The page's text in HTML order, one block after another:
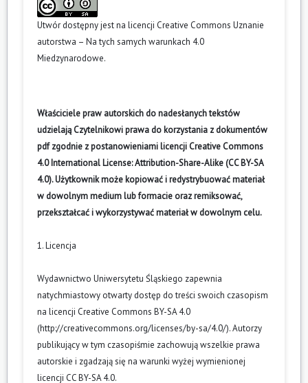
Utwór dostępny jest na licencji Creative Commons Uznanie
autorstwa – Na tych samych warunkach 4.0
Miedzynarodowe.
Właściciele praw autorskich do nadesłanych tekstów
udzielają Czytelnikowi prawa do korzystania z dokumentów
pdf zgodnie z postanowieniami licencji Creative Commons
4.0 International License: Attribution-Share-Alike (CC BY-SA
4.0). Użytkownik może kopiować i redystrybuować materiał
w dowolnym medium lub formacie oraz remiksować,
przekształcać i wykorzystywać materiał w dowolnym celu.
1. Licencja
Wydawnictwo Uniwersytetu Śląskiego zapewnia
natychmiastowy otwarty dostęp do treści swoich czasopism
na licencji Creative Commons BY-SA 4.0
(http://creativecommons.org/licenses/by-sa/4.0/). Autorzy
publikujący w tym czasopiśmie zachowują wszelkie prawa
autorskie i zgadzają się na warunki wyżej wymienionej
licencji CC BY-SA 4.0.